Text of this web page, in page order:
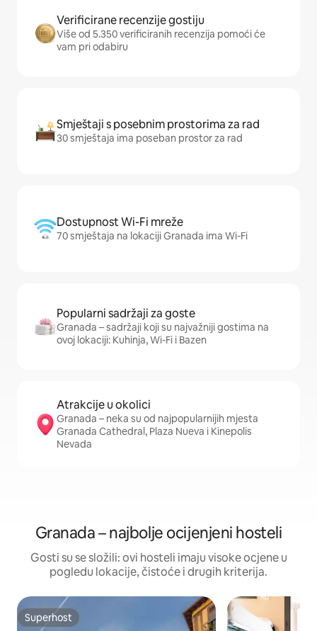
Verificirane recenzije gostiju
Više od 5.350 verificiranih recenzija pomoći će
vam pri odabiru
Smještaji s posebnim prostorima za rad
30 smještaja ima poseban prostor za rad
Dostupnost Wi-Fi mreže
70 smještaja na lokaciji Granada ima Wi-Fi
Popularni sadržaji za goste
Granada – sadržaji koji su najvažniji gostima na
ovoj lokaciji: Kuhinja, Wi-Fi i Bazen
Atrakcije u okolici
Granada – neka su od najpopularnijih mjesta
Granada Cathedral, Plaza Nueva i Kinepolis
Nevada
Granada – najbolje ocijenjeni hosteli
Gosti su se složili: ovi hosteli imaju visoke ocjene u
pogledu lokacije, čistoće i drugih kriterija.
Superhost
Superhost